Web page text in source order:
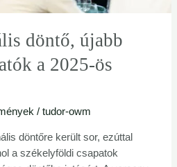
döntő, újabb
a 2025-ös
/ tudor-owm
döntőre került sor, ezúttal
a székelyföldi csapatok